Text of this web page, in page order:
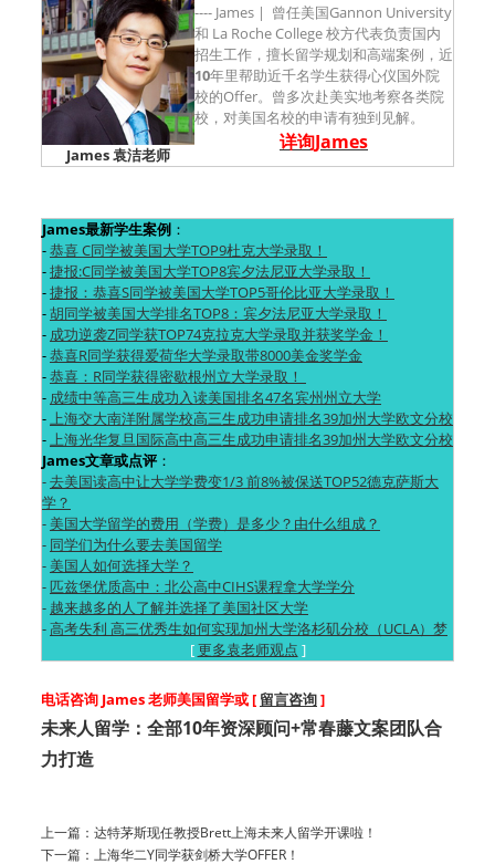
James 袁洁老师
---- James | 曾任美国Gannon University
和 La Roche College 校方代表负责国内
招生工作，擅长留学规划和高端案例，近
10年里帮助近千名学生获得心仪国外院
校的Offer。曾多次赴美实地考察各类院
校，对美国名校的申请有独到见解。
详询James
James最新学生案例 ：
-恭喜 C同学被美国大学TOP9杜克大学录取！
-捷报:C同学被美国大学TOP8宾夕法尼亚大学录取！
-捷报：恭喜S同学被美国大学TOP5哥伦比亚大学录取！
-胡同学被美国大学排名TOP8：宾夕法尼亚大学录取！
- 成功逆袭Z同学获TOP74克拉克大学录取并获奖学金！
-恭喜R同学获得爱荷华大学录取带8000美金奖学金
-恭喜：R同学获得密歇根州立大学录取！
- 成绩中等高三生成功入读美国排名47名宾州州立大学
-上海交大南洋附属学校高三生成功申请排名39加州大学欧文分校
-上海光华复旦国际高中高三生成功申请排名39加州大学欧文分校
James文章或点评 ：
-去美国读高中让大学学费变1/3 前8%被保送TOP52德克萨斯大
学？
- 美国大学留学的费用（学费）是多少？由什么组成？
- 同学们为什么要去美国留学
- 美国人如何选择大学？
-匹兹堡优质高中：北公高中CIHS课程拿大学学分
- 越来越多的人了解并选择了美国社区大学
-高考失利 高三优秀生如何实现加州大学洛杉矶分校（UCLA）梦
[更多袁老师观点 ]
电话咨询 James 老师美国留学或 [ 留言咨询]
未来人留学：全部10年资深顾问+常春藤文案团队合
力打造
上一篇： 达特茅斯现任教授Brett上海未来人留学开课啦！
下一篇： 上海华二Y同学获剑桥大学OFFER！